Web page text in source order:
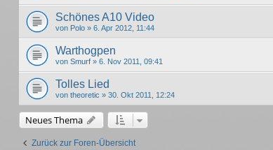
Schönes A10 Video
von Polo » 6. Apr 2012, 11:44
Warthogpen
von Smurf » 6. Nov 2011, 09:41
Tolles Lied
von theoretic » 30. Okt 2011, 12:24
Neues Thema
Zurück zur Foren-Übersicht